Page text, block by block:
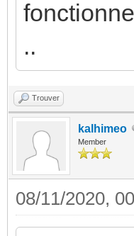
..
Trouver
kalhimeo
Member
08/11/2020,